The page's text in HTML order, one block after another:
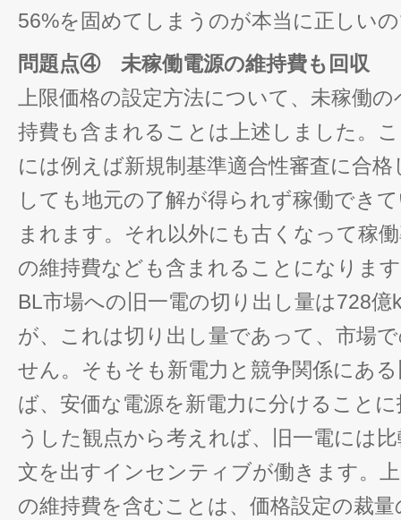
56%を固めてしまうのが本当に正しい
問題点④ 未稼働電源の維持費も回収
上限価格の設定方法について、未稼働
持費も含まれることは上述しました。
には例えば新規制基準適合性審査に合
しても地元の了解が得られず稼働でき
まれます。それ以外にも古くなって稼
の維持費なども含まれることになりま
BL市場への旧一電の切り出し量は728
が、これは切り出し量であって、市場
せん。そもそも新電力と競争関係にあ
ば、安価な電源を新電力に分けること
うした観点から考えれば、旧一電には
文を出すインセンティブが働きます。
の維持費を含むことは、価格設定の裁